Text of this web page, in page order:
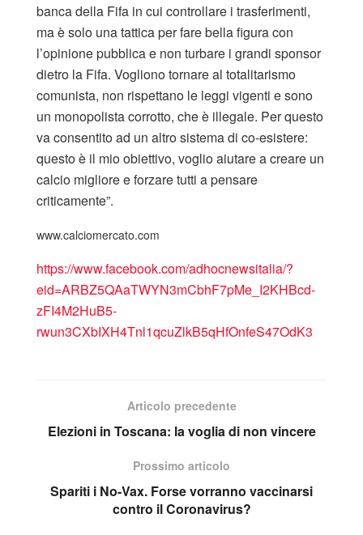
banca della Fifa in cui controllare i trasferimenti,
ma è solo una tattica per fare bella figura con
l’opinione pubblica e non turbare i grandi sponsor
dietro la Fifa. Vogliono tornare al totalitarismo
comunista, non rispettano le leggi vigenti e sono
un monopolista corrotto, che è illegale. Per questo
va consentito ad un altro sistema di co-esistere:
questo è il mio obiettivo, voglio aiutare a creare un
calcio migliore e forzare tutti a pensare
criticamente”.
www.calciomercato.com
https://www.facebook.com/adhocnewsitalia/?
eid=ARBZ5QAaTWYN3mCbhF7pMe_I2KHBcd-
zFI4M2HuB5-
rwun3CXbIXH4Tnl1qcuZlkB5qHfOnfeS47OdK3
Articolo precedente
Elezioni in Toscana: la voglia di non vincere
Prossimo articolo
Spariti i No-Vax. Forse vorranno vaccinarsi
contro il Coronavirus?